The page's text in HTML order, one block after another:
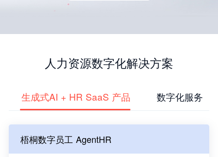
人力资源数字化解决方案
生成式AI + HR SaaS 产品 数字化服务
梧桐数字员工 AgentHR